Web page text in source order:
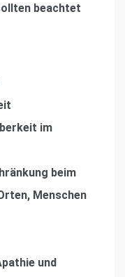
beachtet
im
beim
Menschen
und